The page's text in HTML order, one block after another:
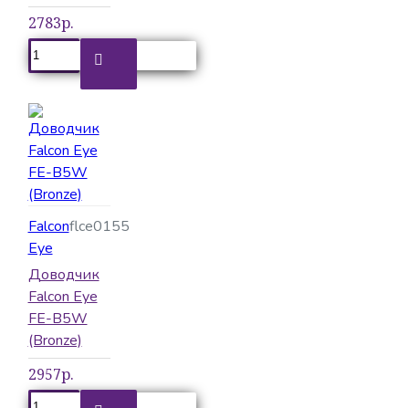
2783р.
Falcon
Eye
flce0155
Доводчик
Falcon Eye
FE-B5W
(Bronze)
2957р.